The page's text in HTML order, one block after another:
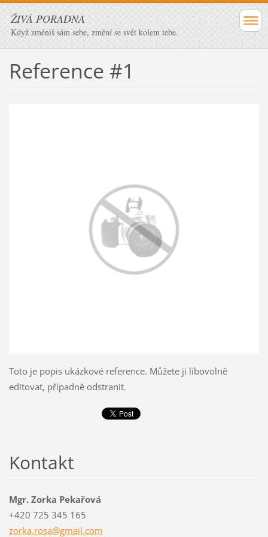
ŽIVÁ PORADNA
Když změníš sám sebe, změní se svět kolem tebe.
Reference #1
Toto je popis ukázkové reference. Můžete ji libovolně
editovat, případně odstranit.
Kontakt
Mgr. Zorka Pekařová
+420 725 345 165
zorka.rosa@gmail.com